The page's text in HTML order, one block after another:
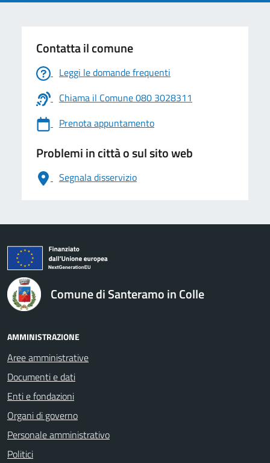
Contatta il comune
Leggi le domande frequenti
Chiama il Comune 080 3028311
Prenota appuntamento
Problemi in città o sul sito web
Segnala disservizio
logo Unione Europea
Comune di Santeramo in Colle
AMMINISTRAZIONE
Aree amministrative
Documenti e dati
Enti e fondazioni
Organi di governo
Personale amministrativo
Politici